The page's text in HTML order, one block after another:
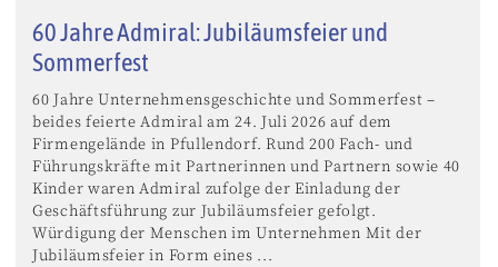
60 Jahre Admiral: Jubiläumsfeier und
Sommerfest
60 Jahre Unternehmensgeschichte und Sommerfest –
beides feierte Admiral am 24. Juli 2026 auf dem
Firmengelände in Pfullendorf. Rund 200 Fach- und
Führungskräfte mit Partnerinnen und Partnern sowie 40
Kinder waren Admiral zufolge der Einladung der
Geschäftsführung zur Jubiläumsfeier gefolgt.
Würdigung der Menschen im Unternehmen Mit der
Jubiläumsfeier in Form eines ...